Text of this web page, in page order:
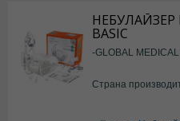
НЕБУЛАЙЗЕР
BASIC
-GLOBAL
Страна